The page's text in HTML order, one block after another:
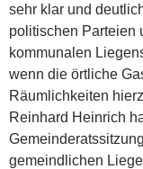
sehr klar und
politischen Parteien
kommunalen
wenn die örtliche
Räumlichkeiten
Reinhard Heinrich
gemeindlichen